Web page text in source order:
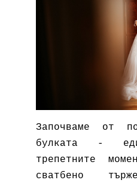
Започваме от
булката -
трепетните
сватбено